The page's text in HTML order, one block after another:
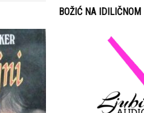
BOŽIĆ NA